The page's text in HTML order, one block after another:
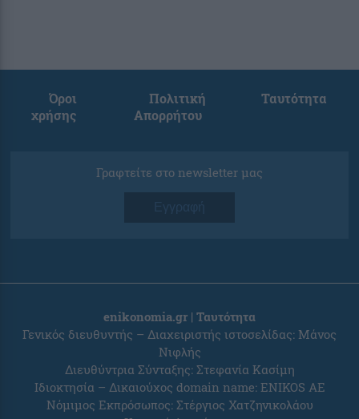
Όροι
χρήσης
Πολιτική
Απορρήτου
Ταυτότητα
Γραφτείτε στο newsletter μας
Εγγραφή
enikonomia.gr | Ταυτότητα
Γενικός διευθυντής – Διαχειριστής ιστοσελίδας: Μάνος
Νιφλής
Διευθύντρια Σύνταξης: Στεφανία Κασίμη
Ιδιοκτησία – Δικαιούχος domain name: ENIKOS AE
Νόμιμος Εκπρόσωπος: Στέργιος Χατζηνικολάου